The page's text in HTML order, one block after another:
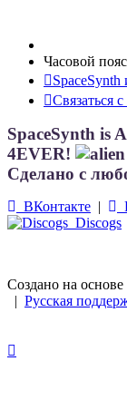
Часовой
Связаться
SpaceSynth is
4EVER!
Сделано с
ВКонтакте |
Discogs
Создано на основе
| Русская